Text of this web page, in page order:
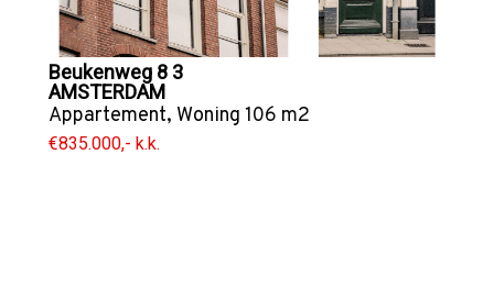
Beukenweg 8 3
AMSTERDAM
Appartement, Woning 106 m2
€835.000,- k.k.